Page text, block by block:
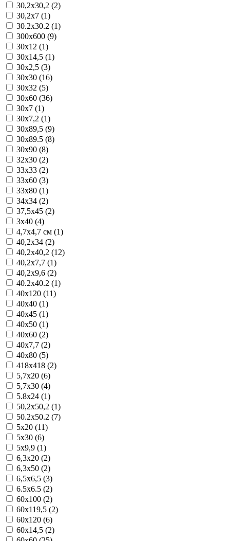
30,2x30,2 (2)
30,2x7 (1)
30.2x30.2 (1)
300x600 (9)
30x12 (1)
30x14,5 (1)
30x2,5 (3)
30x30 (16)
30x32 (5)
30x60 (36)
30x7 (1)
30x7,2 (1)
30x89,5 (9)
30x89.5 (8)
30x90 (8)
32x30 (2)
33x33 (2)
33x60 (3)
33x80 (1)
34x34 (2)
37,5x45 (2)
3x40 (4)
4,7x4,7 см (1)
40,2x34 (2)
40,2x40,2 (12)
40,2x7,7 (1)
40,2x9,6 (2)
40.2x40.2 (1)
40x120 (11)
40x40 (1)
40x45 (1)
40x50 (1)
40x60 (2)
40x7,7 (2)
40x80 (5)
418x418 (2)
5,7x20 (6)
5,7x30 (4)
5.8x24 (1)
50,2x50,2 (1)
50.2x50.2 (7)
5x20 (11)
5x30 (6)
5x9,9 (1)
6,3x20 (2)
6,3x50 (2)
6,5x6,5 (3)
6.5x6.5 (2)
60x100 (2)
60x119,5 (2)
60x120 (6)
60x14,5 (2)